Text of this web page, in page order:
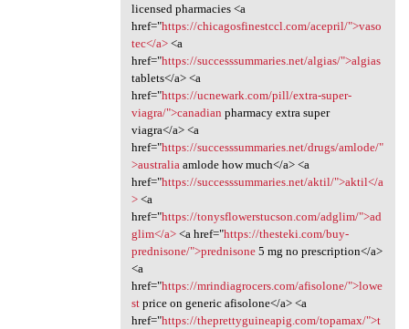
licensed pharmacies <a
href="https://chicagosfinestccl.com/acepril/">vaso
tec</a><a
href="https://successsummaries.net/algias/">algias
tablets</a> <a
href="https://ucnewark.com/pill/extra-super-
viagra/">canadian pharmacy extra super
viagra</a> <a
href="https://successsummaries.net/drugs/amlode/"
>australia amlode how much</a> <a
href="https://successsummaries.net/aktil/">aktil</a
><a
href="https://tonysflowerstucson.com/adglim/">ad
glim</a><a href="https://thesteki.com/buy-
prednisone/">prednisone5 mg no prescription</a>
<a
href="https://mrindiagrocers.com/afisolone/">lowe
stprice on generic afisolone</a> <a
href="https://theprettyguineapig.com/topamax/">t